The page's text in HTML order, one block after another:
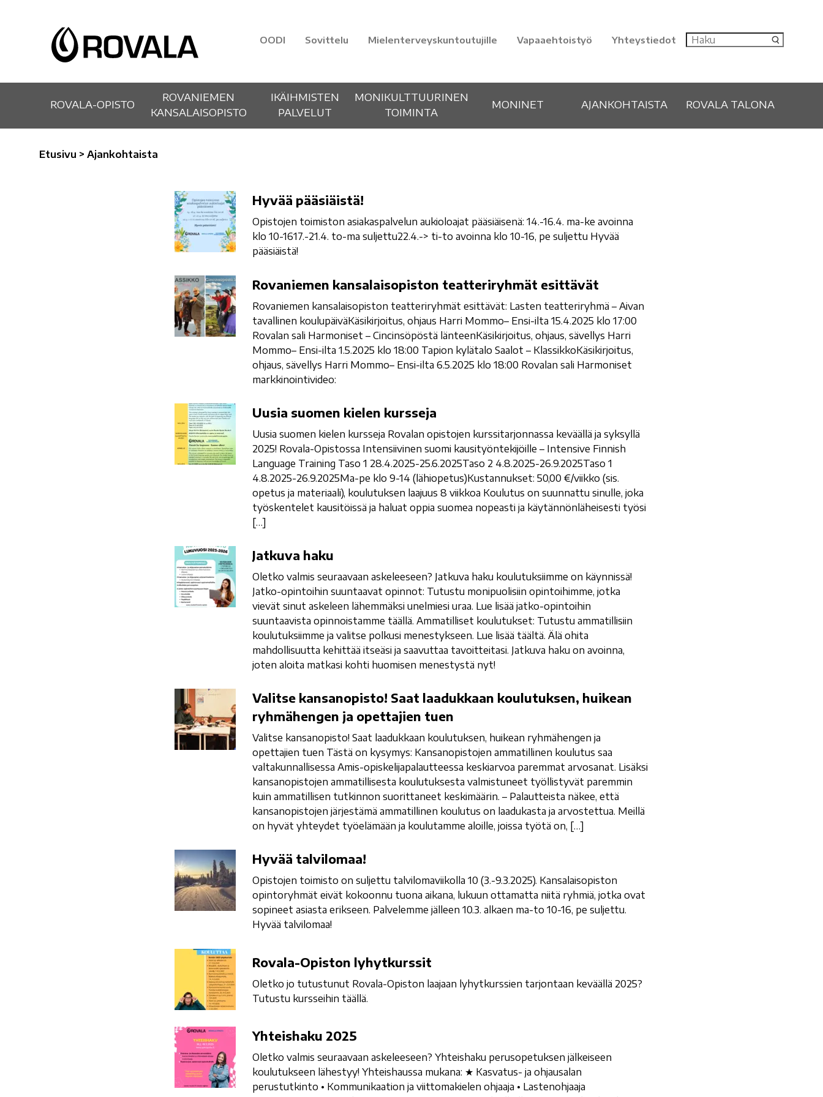
OODI Sovittelu Mielenterveyskuntoutujille Vapaaehtoistyö Yhteystiedot
ROVALA-OPISTO
ROVANIEMEN
KANSALAISOPISTO
IKÄIHMISTEN
PALVELUT
MONIKULTTUURINEN
TOIMINTA
MONINET AJANKOHTAISTA ROVALA TALONA
Etusivu > Ajankohtaista
Hyvää
pääsiäistä!
Hyvää pääsiäistä!
Opistojen toimiston asiakaspalvelun aukioloajat pääsiäisenä: 14.-16.4. ma-ke avoinna
klo 10-1617.-21.4. to-ma suljettu22.4.-> ti-to avoinna klo 10-16, pe suljettu Hyvää
pääsiäistä!
Rovaniemen
kansalaisopiston
teatteriryhmät
esittävät
Rovaniemen kansalaisopiston teatteriryhmät esittävät
Rovaniemen kansalaisopiston teatteriryhmät esittävät: Lasten teatteriryhmä – Aivan
tavallinen koulupäiväKäsikirjoitus, ohjaus Harri Mommo– Ensi-ilta 15.4.2025 klo 17:00
Rovalan sali Harmoniset – Cincinsöpöstä länteenKäsikirjoitus, ohjaus, sävellys Harri
Mommo– Ensi-ilta 1.5.2025 klo 18:00 Tapion kylätalo Saalot – KlassikkoKäsikirjoitus,
ohjaus, sävellys Harri Mommo– Ensi-ilta 6.5.2025 klo 18:00 Rovalan sali Harmoniset
markkinointivideo:
Uusia
suomen
kielen
kursseja
Uusia suomen kielen kursseja
Uusia suomen kielen kursseja Rovalan opistojen kurssitarjonnassa keväällä ja syksyllä
2025! Rovala-Opistossa Intensiivinen suomi kausityöntekijöille – Intensive Finnish
Language Training Taso 1 28.4.2025-25.6.2025Taso 2 4.8.2025-26.9.2025Taso 1
4.8.2025-26.9.2025Ma-pe klo 9-14 (lähiopetus)Kustannukset: 50,00 €/viikko (sis.
opetus ja materiaali), koulutuksen laajuus 8 viikkoa Koulutus on suunnattu sinulle, joka
työskentelet kausitöissä ja haluat oppia suomea nopeasti ja käytännönläheisesti työsi
[…]
Jatkuva
haku
Jatkuva haku
Oletko valmis seuraavaan askeleeseen? Jatkuva haku koulutuksiimme on käynnissä!
Jatko-opintoihin suuntaavat opinnot: Tutustu monipuolisiin opintoihimme, jotka
vievät sinut askeleen lähemmäksi unelmiesi uraa. Lue lisää jatko-opintoihin
suuntaavista opinnoistamme täällä. Ammatilliset koulutukset: Tutustu ammatillisiin
koulutuksiimme ja valitse polkusi menestykseen. Lue lisää täältä. Älä ohita
mahdollisuutta kehittää itseäsi ja saavuttaa tavoitteitasi. Jatkuva haku on avoinna,
joten aloita matkasi kohti huomisen menestystä nyt!
Valitse
kansanopisto!
Saat
laadukkaan
Valitse kansanopisto! Saat laadukkaan koulutuksen, huikean
ryhmähengen ja opettajien tuen
Valitse kansanopisto! Saat laadukkaan koulutuksen, huikean ryhmähengen ja
opettajien tuen Tästä on kysymys: Kansanopistojen ammatillinen koulutus saa
valtakunnallisessa Amis-opiskelijapalautteessa keskiarvoa paremmat arvosanat. Lisäksi
kansanopistojen ammatillisesta koulutuksesta valmistuneet työllistyvät paremmin
kuin ammatillisen tutkinnon suorittaneet keskimäärin. – Palautteista näkee, että
kansanopistojen järjestämä ammatillinen koulutus on laadukasta ja arvostettua. Meillä
on hyvät yhteydet työelämään ja koulutamme aloille, joissa työtä on, […]
Hyvää
talvilomaa!
Hyvää talvilomaa!
Opistojen toimisto on suljettu talvilomaviikolla 10 (3.-9.3.2025). Kansalaisopiston
opintoryhmät eivät kokoonnu tuona aikana, lukuun ottamatta niitä ryhmiä, jotka ovat
sopineet asiasta erikseen. Palvelemme jälleen 10.3. alkaen ma-to 10-16, pe suljettu.
Hyvää talvilomaa!
Rovala-
Opiston
lyhytkurssit
Rovala-Opiston lyhytkurssit
Oletko jo tutustunut Rovala-Opiston laajaan lyhytkurssien tarjontaan keväällä 2025?
Tutustu kursseihin täällä.
Yhteishaku
2025
Yhteishaku 2025
Oletko valmis seuraavaan askeleeseen? Yhteishaku perusopetuksen jälkeiseen
koulutukseen lähestyy! Yhteishaussa mukana: ★ Kasvatus- ja ohjausalan
perustutkinto • Kommunikaation ja viittomakielen ohjaaja • Lastenohjaaja